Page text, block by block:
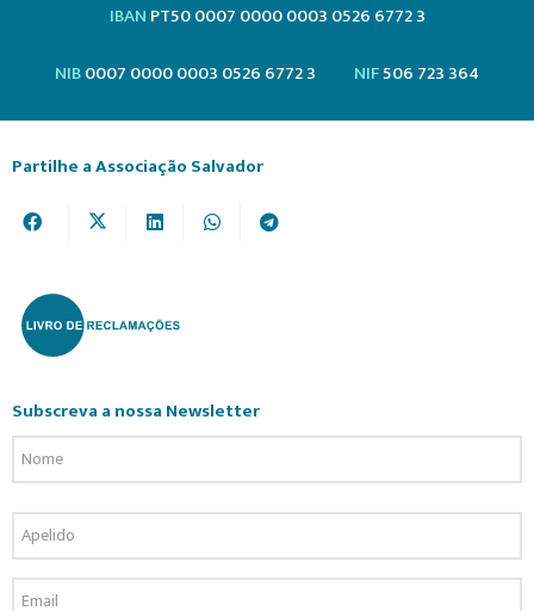
IBAN PT50 0007 0000 0003 0526 6772 3
NIB0007 0000 0003 0526 6772 3 NIF506 723 364
Partilhe a Associação Salvador
Subscreva a nossa Newsletter